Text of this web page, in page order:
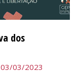
dos
03/03/2023